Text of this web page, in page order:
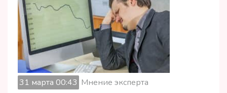
31 марта 00:43 Мнение эксперта